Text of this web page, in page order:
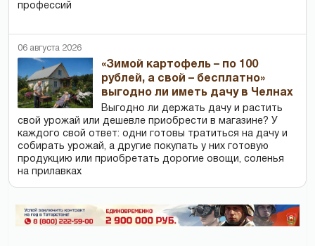
профессий
06 августа 2026
«Зимой картофель – по 100
рублей, а свой – бесплатно»
выгодно ли иметь дачу в Челнах
Выгодно ли держать дачу и растить
свой урожай или дешевле приобрести в магазине? У
каждого свой ответ: одни готовы тратиться на дачу и
собирать урожай, а другие покупать у них готовую
продукцию или приобретать дорогие овощи, соленья
на прилавках